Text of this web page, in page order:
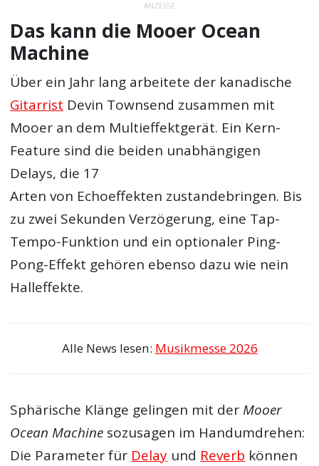
ANZEIGE
Das kann die Mooer Ocean
Machine
Über ein Jahr lang arbeitete der kanadische
Gitarrist Devin Townsend zusammen mit
Mooer an dem Multieffektgerät. Ein Kern-
Feature sind die beiden unabhängigen
Delays, die 17
Arten von Echoeffekten zustandebringen. Bis
zu zwei Sekunden Verzögerung, eine Tap-
Tempo-Funktion und ein optionaler Ping-
Pong-Effekt gehören ebenso dazu wie nein
Halleffekte.
Alle News lesen: Musikmesse 2026
Sphärische Klänge gelingen mit derMooer
Ocean Machine sozusagen im Handumdrehen:
Die Parameter für Delay und Reverb können